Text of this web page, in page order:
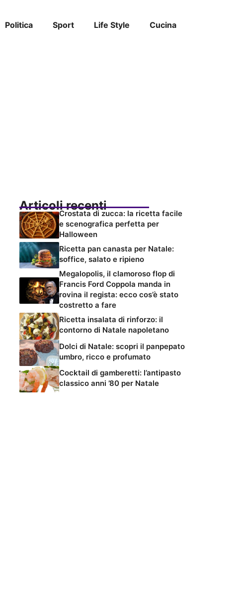
Politica Sport Life Style Cucina
Articoli recenti
Crostata di zucca: la ricetta facile
e scenografica perfetta per
Halloween
Ricetta pan canasta per Natale:
soffice, salato e ripieno
Megalopolis, il clamoroso flop di
Francis Ford Coppola manda in
rovina il regista: ecco cos’è stato
costretto a fare
Ricetta insalata di rinforzo: il
contorno di Natale napoletano
Dolci di Natale: scopri il panpepato
umbro, ricco e profumato
Cocktail di gamberetti: l’antipasto
classico anni ’80 per Natale